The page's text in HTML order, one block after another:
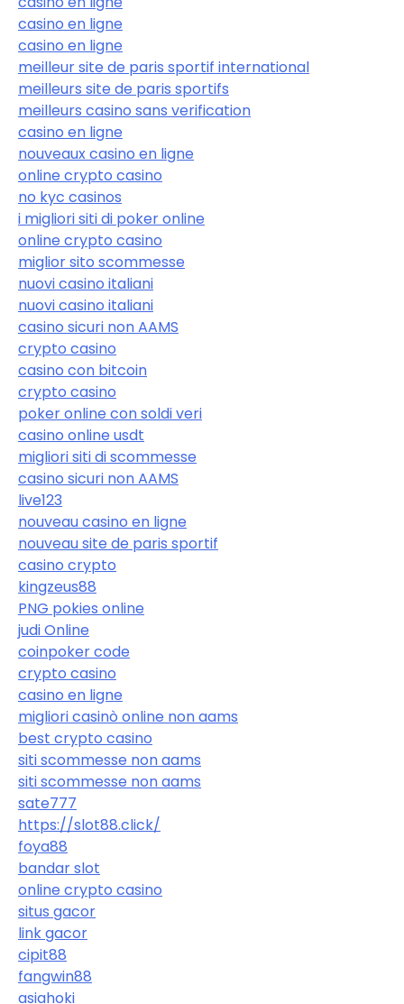
casino en ligne
casino en ligne
meilleur site de paris sportif international
meilleurs site de paris sportifs
meilleurs casino sans verification
casino en ligne
nouveaux casino en ligne
online crypto casino
no kyc casinos
i migliori siti di poker online
online crypto casino
miglior sito scommesse
nuovi casino italiani
nuovi casino italiani
casino sicuri non AAMS
crypto casino
casino con bitcoin
crypto casino
poker online con soldi veri
casino online usdt
migliori siti di scommesse
casino sicuri non AAMS
live123
nouveau casino en ligne
nouveau site de paris sportif
casino crypto
kingzeus88
PNG pokies online
judi Online
coinpoker code
crypto casino
casino en ligne
migliori casinò online non aams
best crypto casino
siti scommesse non aams
siti scommesse non aams
sate777
https://slot88.click/
foya88
bandar slot
online crypto casino
situs gacor
link gacor
cipit88
fangwin88
asiahoki